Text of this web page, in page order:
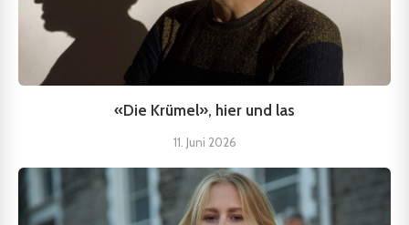
«Die Krümel», hier und las
11. Juni 2026